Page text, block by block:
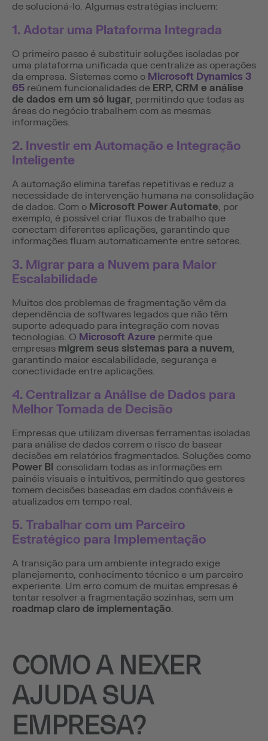
de solucioná-lo. Algumas estratégias incluem:
1. Adotar uma Plataforma Integrada
O primeiro passo é substituir soluções isoladas por
uma plataforma unificada que centralize as operações
da empresa. Sistemas como o Microsoft Dynamics 3
65 reúnem funcionalidades de ERP, CRM e análise
de dados em um só lugar, permitindo que todas as
áreas do negócio trabalhem com as mesmas
informações.
2. Investir em Automação e Integração
Inteligente
A automação elimina tarefas repetitivas e reduz a
necessidade de intervenção humana na consolidação
de dados. Com o Microsoft Power Automate, por
exemplo, é possível criar fluxos de trabalho que
conectam diferentes aplicações, garantindo que
informações fluam automaticamente entre setores.
3. Migrar para a Nuvem para Maior
Escalabilidade
Muitos dos problemas de fragmentação vêm da
dependência de softwares legados que não têm
suporte adequado para integração com novas
tecnologias. O Microsoft Azure permite que
empresas migrem seus sistemas para a nuvem,
garantindo maior escalabilidade, segurança e
conectividade entre aplicações.
4. Centralizar a Análise de Dados para
Melhor Tomada de Decisão
Empresas que utilizam diversas ferramentas isoladas
para análise de dados correm o risco de basear
decisões em relatórios fragmentados. Soluções como
Power BI consolidam todas as informações em
painéis visuais e intuitivos, permitindo que gestores
tomem decisões baseadas em dados confiáveis e
atualizados em tempo real.
5. Trabalhar com um Parceiro
Estratégico para Implementação
A transição para um ambiente integrado exige
planejamento, conhecimento técnico e um parceiro
experiente. Um erro comum de muitas empresas é
tentar resolver a fragmentação sozinhas, sem um
roadmap claro de implementação.
COMO A NEXER
AJUDA SUA
EMPRESA?